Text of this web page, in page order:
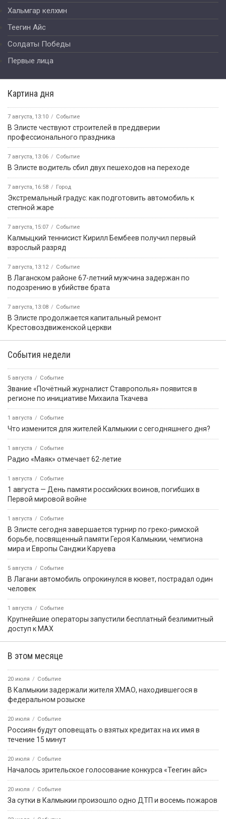
Хальмгар келхмн
Теегин Айс
Солдаты Победы
Первые лица
Картина дня
7 августа, 13:10 Событие
В Элисте чествуют строителей в преддверии
профессионального праздника
7 августа, 13:06 Событие
В Элисте водитель сбил двух пешеходов на переходе
7 августа, 16:58 Город
Экстремальный градус: как подготовить автомобиль к
степной жаре
7 августа, 15:07 Событие
Калмыцкий теннисист Кирилл Бембеев получил первый
взрослый разряд
7 августа, 13:12 Событие
В Лаганском районе 67-летний мужчина задержан по
подозрению в убийстве брата
7 августа, 13:08 Событие
В Элисте продолжается капитальный ремонт
Крестовоздвиженской церкви
События недели
5 августа Событие
Звание «Почётный журналист Ставрополья» появится в
регионе по инициативе Михаила Ткачева
1 августа Событие
Что изменится для жителей Калмыкии с сегодняшнего дня?
1 августа Событие
Радио «Маяк» отмечает 62-летие
1 августа Событие
1 августа — День памяти российских воинов, погибших в
Первой мировой войне
1 августа Событие
В Элисте сегодня завершается турнир по греко-римской
борьбе, посвященный памяти Героя Калмыкии, чемпиона
мира и Европы Санджи Каруева
5 августа Событие
В Лагани автомобиль опрокинулся в кювет, пострадал один
человек
1 августа Событие
Крупнейшие операторы запустили бесплатный безлимитный
доступ к MAX
В этом месяце
20 июля Событие
В Калмыкии задержали жителя ХМАО, находившегося в
федеральном розыске
20 июля Событие
Россиян будут оповещать о взятых кредитах на их имя в
течение 15 минут
20 июля Событие
Началось зрительское голосование конкурса «Теегин айс»
20 июля Событие
За сутки в Калмыкии произошло одно ДТП и восемь пожаров